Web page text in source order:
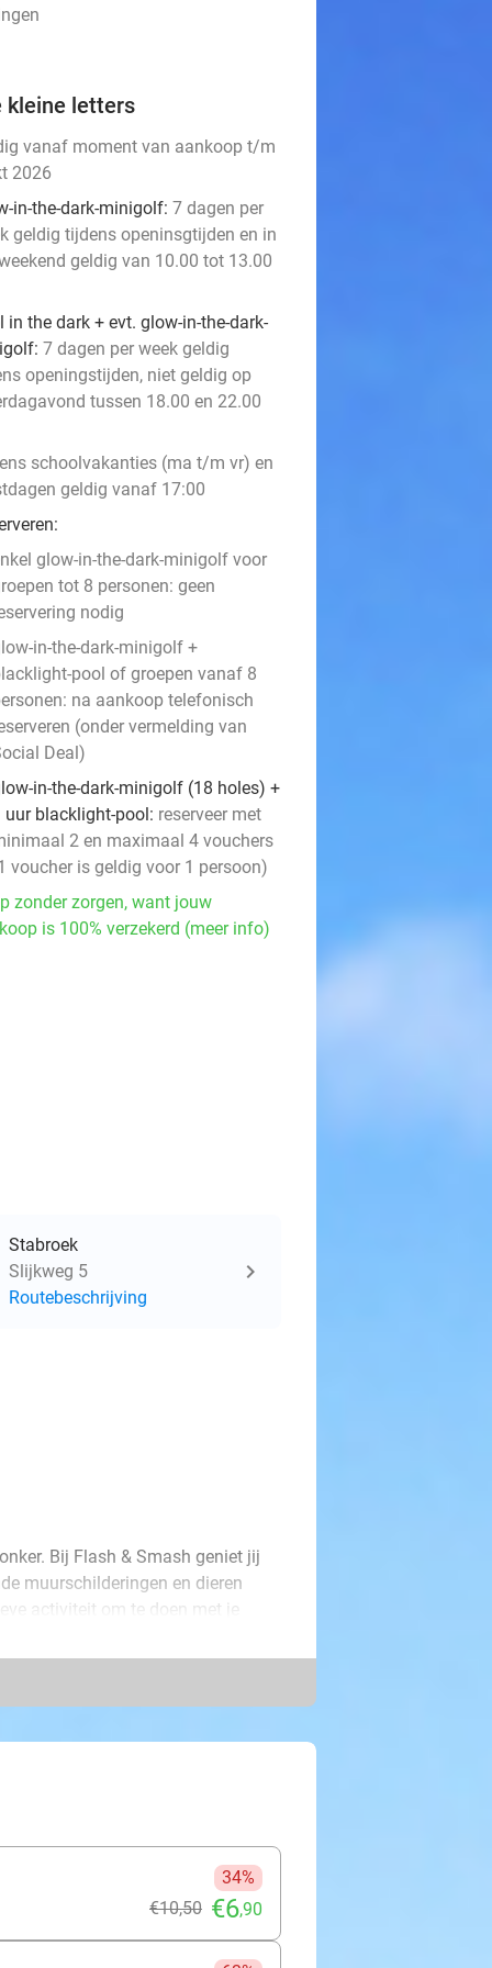
kleine letters
vanaf moment van aankoop t/m
2026
in-the-dark-minigolf: 7 dagen per
geldig tijdens openinsgtijden en in
geldig van 10.00 tot 13.00
in the dark + evt. glow-in-the-dark-
7 dagen per week geldig
openingstijden, niet geldig op
tussen 18.00 en 22.00
schoolvakanties (ma t/m vr) en
geldig vanaf 17:00
glow-in-the-dark-minigolf voor
tot 8 personen: geen
nodig
in-the-dark-minigolf +
pool of groepen vanaf 8
na aankoop telefonisch
(onder vermelding van
Deal)
in-the-dark-minigolf (18 holes) +
uur blacklight-pool: reserveer met
2 en maximaal 4 vouchers
voucher is geldig voor 1 persoon)
zonder zorgen, want jouw
is 100% verzekerd (meer info)
Stabroek
Slijkweg 5
Routebeschrijving
Bij Flash & Smash geniet jij
muurschilderingen en dieren
activiteit om te doen met je
om op de foto te gaan met King
Speel samen 1 uur aan een
34%
€10,50 €6,90